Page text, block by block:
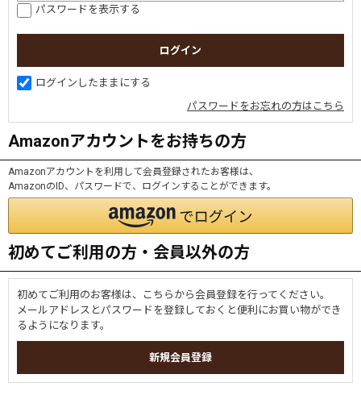
パスワードを表示する
ログインしたままにする
パスワードをお忘れの方はこちら
Amazonアカウントをお持ちの方
Amazonアカウントを利用して会員登録されたお客様は、
AmazonのID、パスワードで、ログインすることができます。
初めてご利用の方・会員以外の方
初めてご利用のお客様は、こちらから会員登録を行ってください。
メールアドレスとパスワードを登録しておくと便利にお買い物ができ
るようになります。